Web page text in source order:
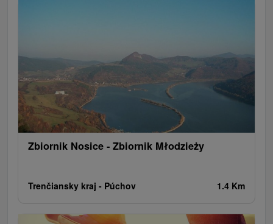
Zbiornik Nosice - Zbiornik Młodzieży
Trenčiansky kraj - Púchov 1.4 Km